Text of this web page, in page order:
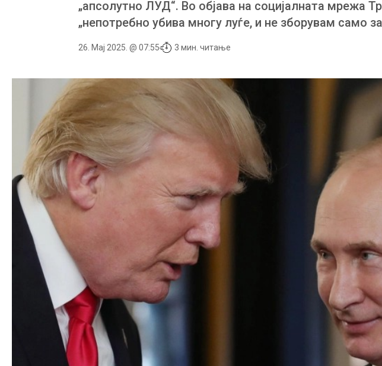
„апсолутно ЛУД“. Во објава на социјалната мрежа
„непотребно убива многу луѓе, и не зборувам само за
26. Мај 2025. @ 07:55 3 мин. читање